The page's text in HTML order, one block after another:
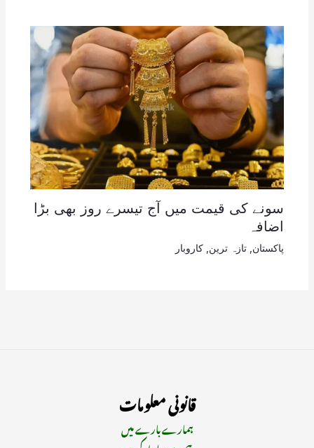
سونے کی قیمت میں آج تیسرے روز بھی بڑا
اضافہ
پاکستان تازہ ترین کاروبار
قانونی معلومات
ہمارے بارے میں